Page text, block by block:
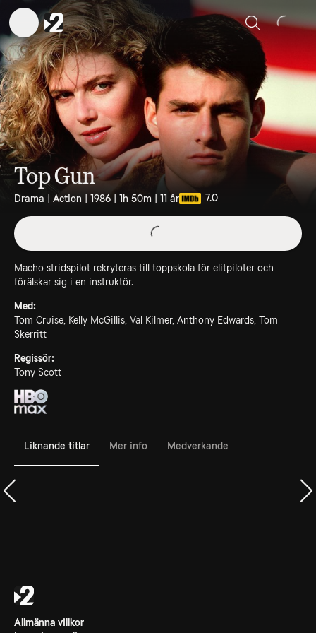
Sök
Top Gun
Drama | Action | 1986 | 1h 50m | 11 år 7.0
Macho stridspilot rekryteras till toppskola för elitpiloter och
förälskar sig i en instruktör.
Med:
Tom Cruise, Kelly McGillis, Val Kilmer, Anthony Edwards, Tom
Skerritt
Regissör:
Tony Scott
Liknande titlar Mer info Medverkande
Allmänna villkor